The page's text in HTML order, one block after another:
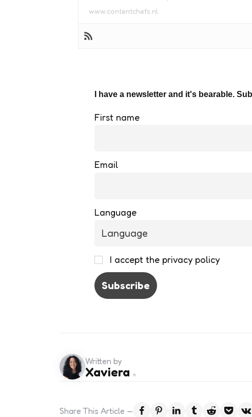
www.contentchefs.nl
I have a newsletter and it's bearable.
First name
Email
Language
I accept the privacy policy
Written by
Xaviera
Share This Article